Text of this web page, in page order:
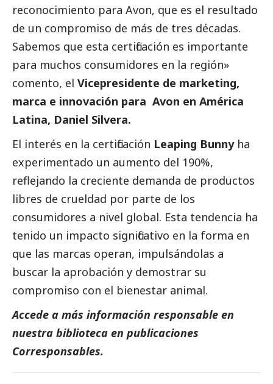
reconocimiento para Avon, que es el resultado
de un compromiso de más de tres décadas.
Sabemos que esta certificación es importante
para muchos consumidores en la región»
comento, el Vicepresidente de marketing,
marca e innovación para Avon en América
Latina, Daniel Silvera.
El interés en la certificación Leaping Bunnyha
experimentado un aumento del 190%,
reflejando la creciente demanda de productos
libres de crueldad por parte de los
consumidores a nivel global. Esta tendencia ha
tenido un impacto significativo en la forma en
que las marcas operan, impulsándolas a
buscar la aprobación y demostrar su
compromiso con el bienestar animal.
Accede a más información responsable en
nuestra biblioteca en publicaciones
Corresponsables.